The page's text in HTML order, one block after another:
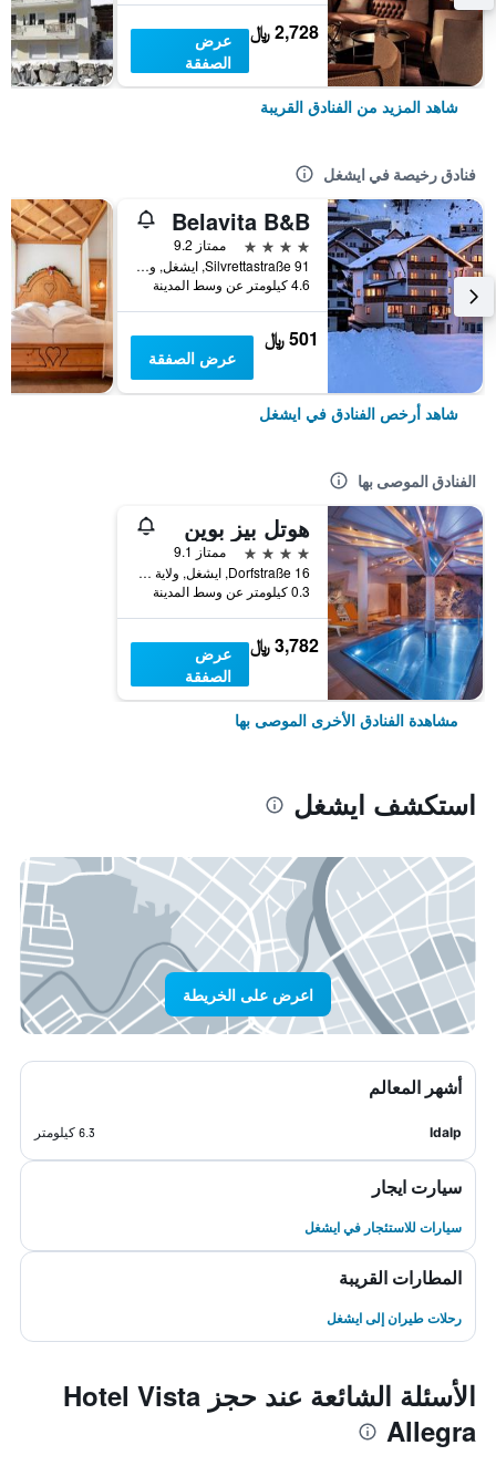
2,728 ﷼
عرض
الصفقة
شاهد المزيد من الفنادق القريبة
فنادق رخيصة في ايشغل
Belavita B&B
4 نجوم
ممتاز 9.2
Silvrettastraße 91, ايشغل, ولاية تيرول, النمسا
4.6 كيلومتر عن وسط المدينة
501 ﷼
عرض الصفقة
شاهد أرخص الفنادق في ايشغل
الفنادق الموصى بها
هوتل بيز بوين
4 نجوم
ممتاز 9.1
Dorfstraße 16, ايشغل, ولاية تيرول, النمسا
0.3 كيلومتر عن وسط المدينة
3,782 ﷼
عرض
الصفقة
مشاهدة الفنادق الأخرى الموصى بها
استكشف ايشغل
اعرض على الخريطة
أشهر المعالم
Idalp 6.3 كيلومتر
سيارت ايجار
سيارات للاستئجار في ايشغل
المطارات القريبة
رحلات طيران إلى ايشغل
الأسئلة الشائعة عند حجز Hotel Vista
Allegra